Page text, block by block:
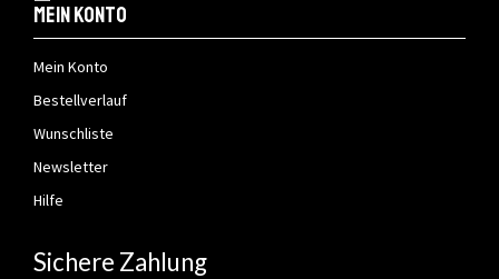
Mein Konto
Mein Konto
Bestellverlauf
Wunschliste
Newsletter
Hilfe
Sichere Zahlung